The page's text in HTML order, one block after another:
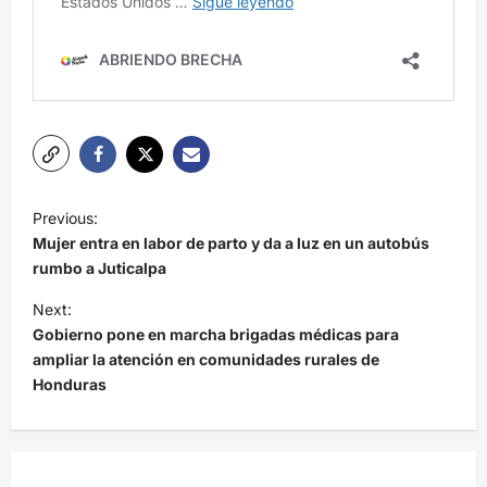
N
a
v
e
g
a
Previous:
Mujer entra en labor de parto y da a luz en un autobús
rumbo a Juticalpa
Next:
Gobierno pone en marcha brigadas médicas para
ampliar la atención en comunidades rurales de
Honduras